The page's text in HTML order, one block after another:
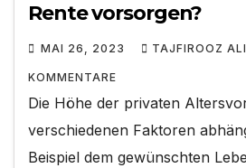
Rente vorsorgen?
MAI 26, 2023 TAJFIROOZ ALI
KOMMENTARE
Die Höhe der privaten
verschiedenen Faktoren
Beispiel dem gewünschten